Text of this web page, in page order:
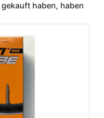
haben, haben